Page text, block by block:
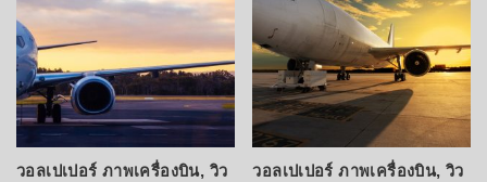
วอลเปเปอร์ ภาพเครื่องบิน, วิว
วอลเปเปอร์ ภาพเครื่องบิน, วิว